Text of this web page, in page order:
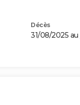
Décès
31/08/2025 au